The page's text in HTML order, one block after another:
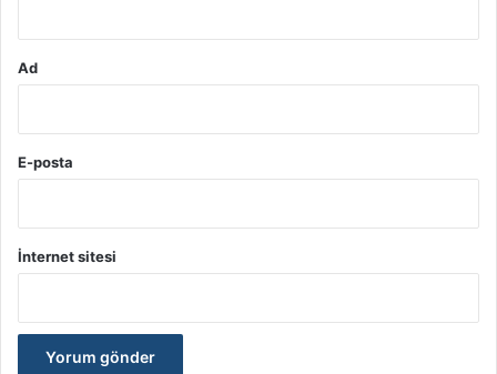
Ad
E-posta
İnternet sitesi